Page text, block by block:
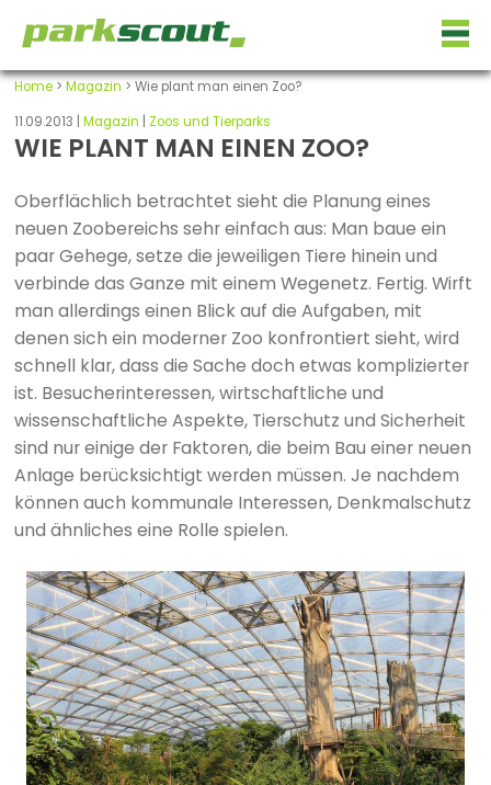
Home> Magazin > Wie plant man einen Zoo?
11.09.2013 | Magazin Zoos und Tierparks
WIE PLANT MAN EINEN ZOO?
Oberflächlich betrachtet sieht die Planung eines
neuen Zoobereichs sehr einfach aus: Man baue ein
paar Gehege, setze die jeweiligen Tiere hinein und
verbinde das Ganze mit einem Wegenetz. Fertig. Wirft
man allerdings einen Blick auf die Aufgaben, mit
denen sich ein moderner Zoo konfrontiert sieht, wird
schnell klar, dass die Sache doch etwas komplizierter
ist. Besucherinteressen, wirtschaftliche und
wissenschaftliche Aspekte, Tierschutz und Sicherheit
sind nur einige der Faktoren, die beim Bau einer neuen
Anlage berücksichtigt werden müssen. Je nachdem
können auch kommunale Interessen, Denkmalschutz
und ähnliches eine Rolle spielen.